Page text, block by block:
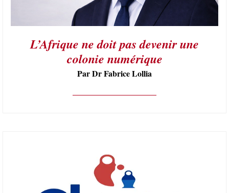
L’Afrique ne doit pas devenir une
colonie numérique
Par Dr Fabrice Lollia